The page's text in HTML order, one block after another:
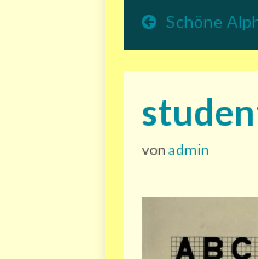
Schöne
von admin